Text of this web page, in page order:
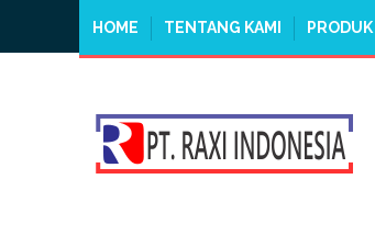
HOME TENTANG KAMI PRODUK